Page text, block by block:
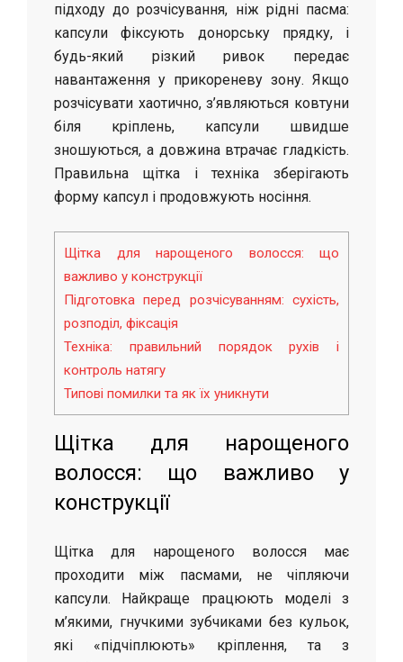
підходу до розчісування, ніж рідні пасма:
капсули фіксують донорську прядку, і
будь-який різкий ривок передає
навантаження у прикореневу зону. Якщо
розчісувати хаотично, з’являються ковтуни
біля кріплень, капсули швидше
зношуються, а довжина втрачає гладкість.
Правильна щітка і техніка зберігають
форму капсул і продовжують носіння.
Щітка для нарощеного волосся: що
важливо у конструкції
Підготовка перед розчісуванням: сухість,
розподіл, фіксація
Техніка: правильний порядок рухів і
контроль натягу
Типові помилки та як їх уникнути
Щітка для нарощеного
волосся: що важливо у
конструкції
Щітка для нарощеного волосся має
проходити між пасмами, не чіпляючи
капсули. Найкраще працюють моделі з
м’якими, гнучкими зубчиками без кульок,
які «підчіплюють» кріплення, та з